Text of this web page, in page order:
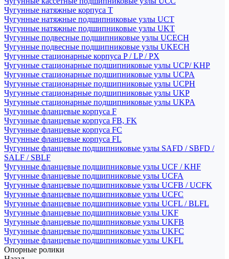
Чугунные натяжные корпуса T
Чугунные натяжные подшипниковые узлы UCT
Чугунные натяжные подшипниковые узлы UKT
Чугунные подвесные подшипниковые узлы UCECH
Чугунные подвесные подшипниковые узлы UKECH
Чугунные стационарные корпуса P / LP / PX
Чугунные стационарные подшипниковые узлы UCP/ KHP
Чугунные стационарные подшипниковые узлы UCPA
Чугунные стационарные подшипниковые узлы UCPH
Чугунные стационарные подшипниковые узлы UKP
Чугунные стационарные подшипниковые узлы UKPA
Чугунные фланцевые корпуса F
Чугунные фланцевые корпуса FB, FK
Чугунные фланцевые корпуса FC
Чугунные фланцевые корпуса FL
Чугунные фланцевые подшипниковые узлы SAFD / SBFD /
SALF / SBLF
Чугунные фланцевые подшипниковые узлы UCF / KHF
Чугунные фланцевые подшипниковые узлы UCFA
Чугунные фланцевые подшипниковые узлы UCFB / UCFK
Чугунные фланцевые подшипниковые узлы UCFC
Чугунные фланцевые подшипниковые узлы UCFL / BLFL
Чугунные фланцевые подшипниковые узлы UKF
Чугунные фланцевые подшипниковые узлы UKFB
Чугунные фланцевые подшипниковые узлы UKFC
Чугунные фланцевые подшипниковые узлы UKFL
Опорные ролики